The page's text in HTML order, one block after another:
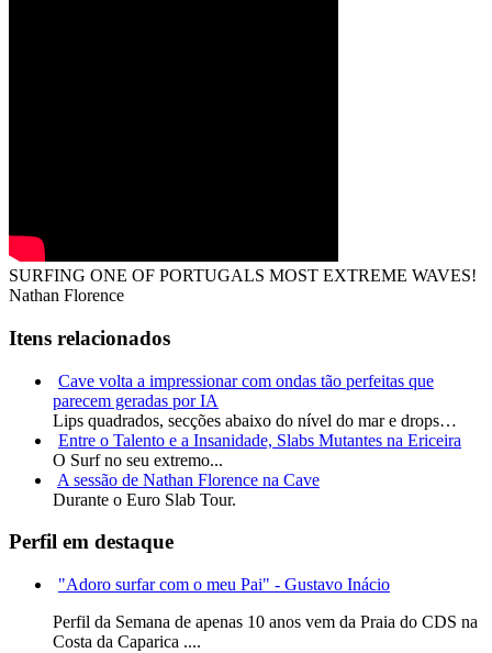
SURFING ONE OF PORTUGALS MOST EXTREME WAVES!
Nathan Florence
Itens relacionados
Cave volta a impressionar com ondas tão perfeitas que
parecem geradas por IA
Lips quadrados, secções abaixo do nível do mar e drops…
Entre o Talento e a Insanidade, Slabs Mutantes na Ericeira
O Surf no seu extremo...
A sessão de Nathan Florence na Cave
Durante o Euro Slab Tour.
Perfil em destaque
"Adoro surfar com o meu Pai" - Gustavo Inácio
Perfil da Semana de apenas 10 anos vem da Praia do CDS na
Costa da Caparica ....